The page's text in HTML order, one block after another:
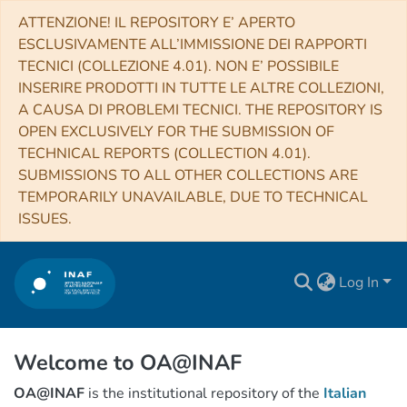
ATTENZIONE! IL REPOSITORY E’ APERTO
ESCLUSIVAMENTE ALL’IMMISSIONE DEI RAPPORTI
TECNICI (COLLEZIONE 4.01). NON E’ POSSIBILE
INSERIRE PRODOTTI IN TUTTE LE ALTRE COLLEZIONI,
A CAUSA DI PROBLEMI TECNICI. THE REPOSITORY IS
OPEN EXCLUSIVELY FOR THE SUBMISSION OF
TECHNICAL REPORTS (COLLECTION 4.01).
SUBMISSIONS TO ALL OTHER COLLECTIONS ARE
TEMPORARILY UNAVAILABLE, DUE TO TECHNICAL
ISSUES.
Log In
Welcome to OA@INAF
OA@INAF is the institutional repository of the Italian